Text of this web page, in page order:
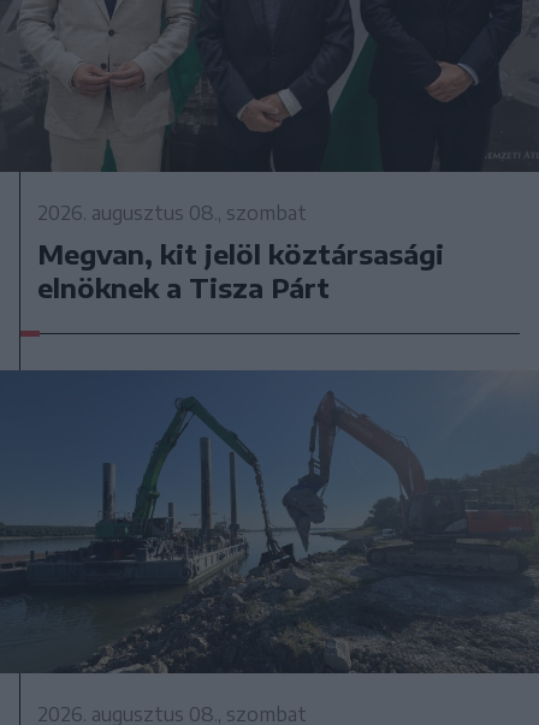
2026. augusztus 08., szombat
Megvan, kit jelöl köztársasági
elnöknek a Tisza Párt
2026. augusztus 08., szombat